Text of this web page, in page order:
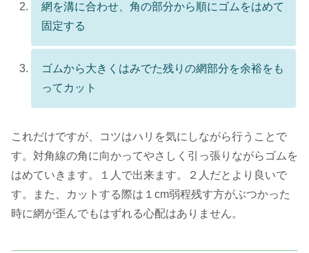
網を溝に合わせ、角の部分から順にゴムをはめて
固定する
ゴムから大きくはみでた残りの網部分を余裕をも
ってカット
これだけですが、コツはハリを気にしながら行うことで
す。対角線の角に向かってやさしく引っ張りながらゴムを
はめていきます。１人で出来ます。２人だとより良いで
す。また、カットする際は１cm弱程残す方がぶつかった
時に網が歪んでもはずれる心配はありません。